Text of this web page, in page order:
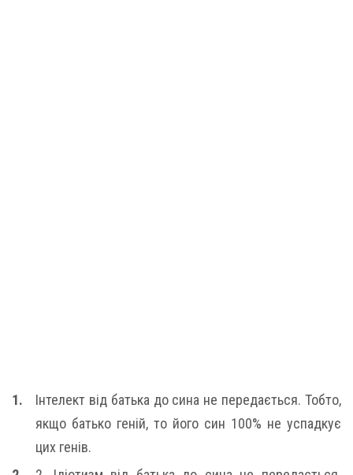
Інтелект від батька до сина не передається. Тобто,
якщо батько геній, то його син 100% не успадкує
цих генів.